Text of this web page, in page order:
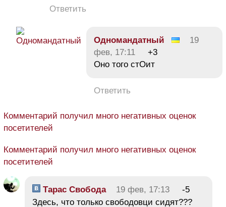
Ответить
Одномандатный
19
фев, 17:11
+3
Оно того стОит
Ответить
Комментарий получил много негативных оценок
посетителей
Комментарий получил много негативных оценок
посетителей
Тарас Свобода 19 фев, 17:13
-5
Здесь, что только свободовци сидят???